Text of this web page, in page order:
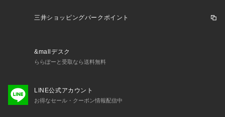
きます。
ります。また、パソコン・スマートフォンなどの環境により、
若干製品と画像のカラーが異なる場合もございます。
三井ショッピングパークポイント
&mallデスク
ららぽーと受取なら送料無料
LINE公式アカウント
お得なセール・クーポン情報配信中